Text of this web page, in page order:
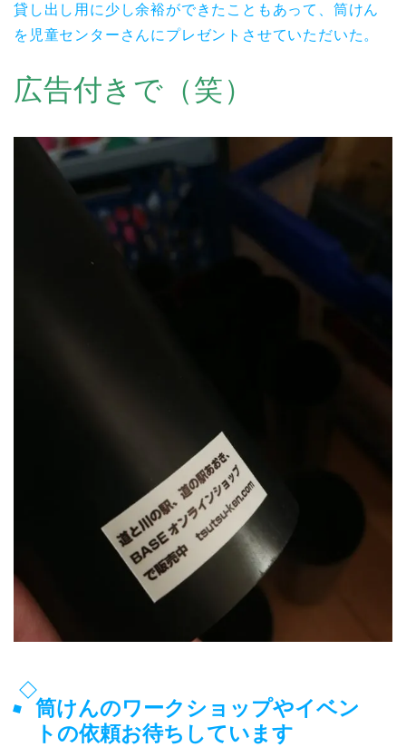
貸し出し用に少し余裕ができたこともあって、筒けん
を児童センターさんにプレゼントさせていただいた。
広告付きで（笑）
筒けんのワークショップやイベン
トの依頼お待ちしています